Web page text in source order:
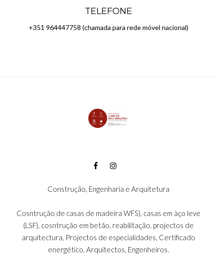
TELEFONE
+351 964447758 (chamada para rede móvel nacional)
Construção, Engenharia e Arquitetura
Cosntrução de casas de madeira WFS), casas em àço leve
(LSF), cosntrução em betão, reabilitação, projectos de
arquitectura, Projectos de especialidades, Certificado
energético, Arquitectos, Engenheiros.